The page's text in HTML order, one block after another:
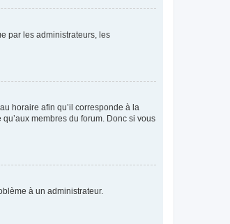
par les administrateurs, les
horaire afin qu’il corresponde à la
membres du forum. Donc si vous
à un administrateur.